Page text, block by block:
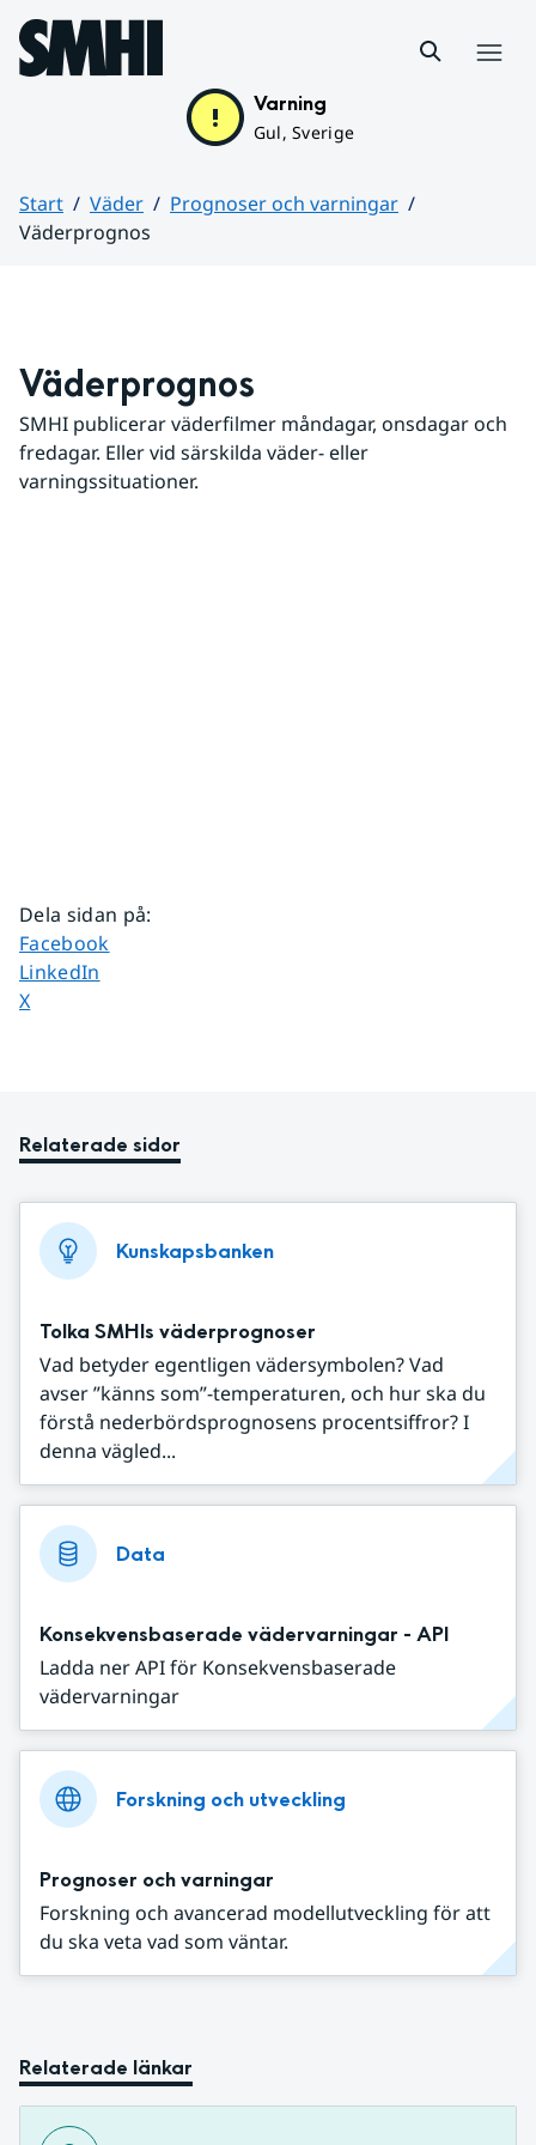
Hoppa till sidans innehåll
Varning
Gul, Sverige
Start Väder
Prognoser och varningar
Väderprognos
Väderprognos
SMHI publicerar väderfilmer måndagar, onsdagar och
fredagar. Eller vid särskilda väder- eller
varningssituationer.
Dela sidan på:
Dela sidan på
Facebook
Dela sidan på
LinkedIn
Dela sidan på
X
Relaterade sidor
Kunskapsbanken
Tolka SMHIs väderprognoser
Vad betyder egentligen vädersymbolen? Vad
avser ”känns som”-temperaturen, och hur ska du
förstå nederbördsprognosens procentsiffror? I
denna vägled...
Data
Konsekvensbaserade vädervarningar - API
Ladda ner API för Konsekvensbaserade
vädervarningar
Forskning och utveckling
Prognoser och varningar
Forskning och avancerad modellutveckling för att
du ska veta vad som väntar.
Relaterade länkar